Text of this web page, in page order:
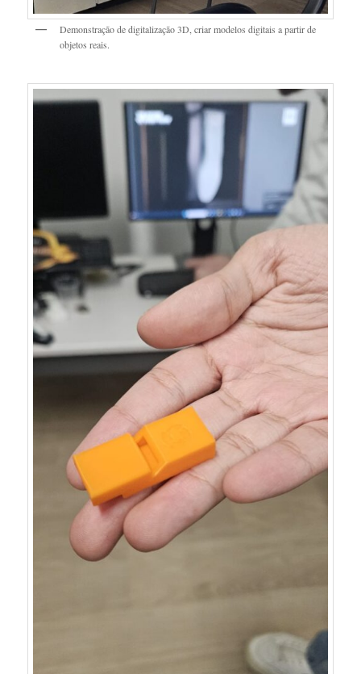
Demonstração de digitalização 3D, criar modelos digitais a partir de
objetos reais.